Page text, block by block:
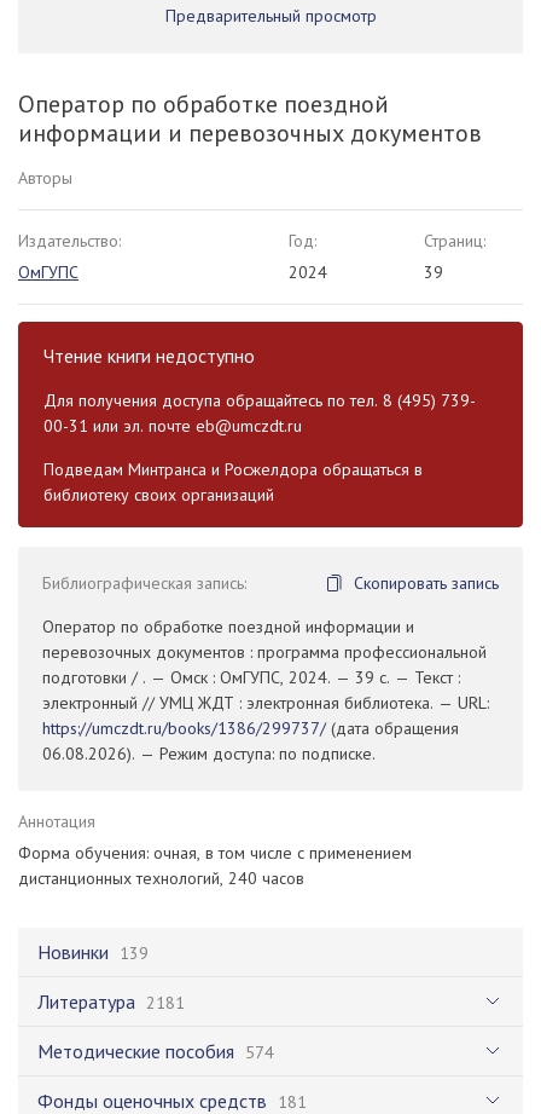
Новинки 139
Литература 2181
Методические пособия 574
Фонды оценочных средств 181
Предварительный просмотр
Оператор по обработке поездной
информации и перевозочных документов
Авторы
Издательство:
ОмГУПС
Год:
2024
Страниц:
39
Чтение книги недоступно
Для получения доступа обращайтесь по тел. 8 (495) 739-
00-31 или эл. почте eb@umczdt.ru
Подведам Минтранса и Росжелдора обращаться в
библиотеку своих организаций
Библиографическая запись:
Скопировать запись
Оператор по обработке поездной информации и
перевозочных документов : программа профессиональной
подготовки / . — Омск : ОмГУПС, 2024. — 39 с. — Текст :
электронный // УМЦ ЖДТ : электронная библиотека. — URL:
https://umczdt.ru/books/1386/299737/(дата обращения
06.08.2026). — Режим доступа: по подписке.
Аннотация
Форма обучения: очная, в том числе с применением
дистанционных технологий, 240 часов